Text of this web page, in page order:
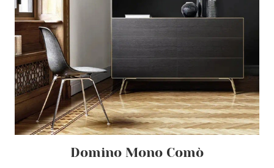
Domino Mono Comò